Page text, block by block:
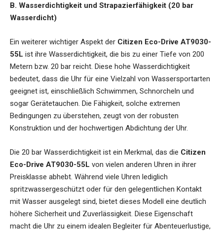
B. Wasserdichtigkeit und Strapazierfähigkeit (20 bar
Wasserdicht)
Ein weiterer wichtiger Aspekt der Citizen Eco-Drive AT9030-
55L ist ihre Wasserdichtigkeit, die bis zu einer Tiefe von 200
Metern bzw. 20 bar reicht. Diese hohe Wasserdichtigkeit
bedeutet, dass die Uhr für eine Vielzahl von Wassersportarten
geeignet ist, einschließlich Schwimmen, Schnorcheln und
sogar Gerätetauchen. Die Fähigkeit, solche extremen
Bedingungen zu überstehen, zeugt von der robusten
Konstruktion und der hochwertigen Abdichtung der Uhr.
Die 20 bar Wasserdichtigkeit ist ein Merkmal, das die Citizen
Eco-Drive AT9030-55L von vielen anderen Uhren in ihrer
Preisklasse abhebt. Während viele Uhren lediglich
spritzwassergeschützt oder für den gelegentlichen Kontakt
mit Wasser ausgelegt sind, bietet dieses Modell eine deutlich
höhere Sicherheit und Zuverlässigkeit. Diese Eigenschaft
macht die Uhr zu einem idealen Begleiter für Abenteuerlustige,